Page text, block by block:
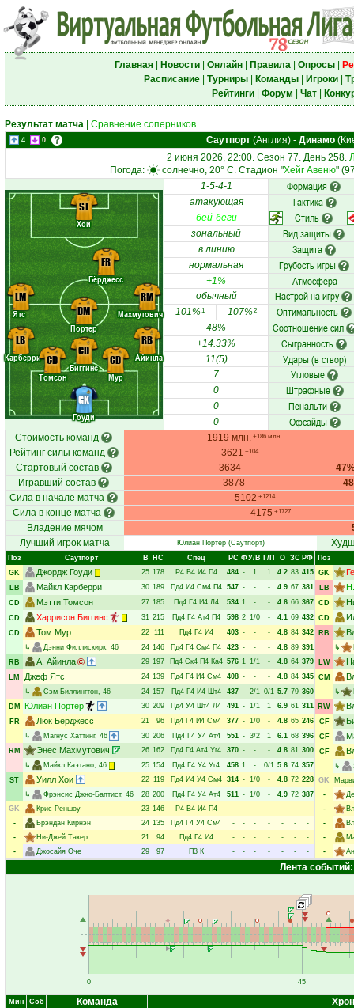
Главная| Новости| Онлайн| Правила| Опросы|
Расписание| Турниры| Команды| Игроки|
Рейтинги| Форум Чат|
Результат матча Сравнение соперников
4 0 Саутпорт (Англия) - Динамо
2 июня 2026, 22:00. Сезон 77. День 258.
Погода:
солнечно, 20° C. Стадион "Хейг Авеню"
Гоуди
Карберри
Томсон
Биггинс
Мур
Айинла
Ятс
Портер
Бёрджесс
Махмутович
Хои
GK
LB
CD
CD
CD
RB
LM
DM
FR
RM
ST
1-5-4-1 Формация
атакующая Тактика
бей-беги Стиль
зональный Вид защиты
в линию Защита
нормальная Грубость игры
+1% Атмосфера
обычный Настрой на игру
101%1 107%2 Оптимальность
48% Соотношение сил
+14.33% Сыгранность
11(5) Удары (в створ)
7 Угловые
0 Штрафные
0 Пенальти
0 Офсайды
Стоимость команд 1919 млн. +186 млн.
Рейтинг силы команд 3621 +104
Стартовый состав 3634
Игравший состав
3878
Сила в начале матча
5102 +1214
Сила в конце матча 4175 +1727
Владение мячом
Лучший игрок матча
Юлиан Портер(Саутпорт)
Поз Саутпорт В НC Спец РC ФУ/В Г/П О ЗС РФ
GK
Джордж Гоуди 25 178 Р4 В4 И4 П4 484 - 1 1 4.2 83 415
LB
Майкл Карберри 30 189 Пд4 И4 См4 П4 547 - - - 4.9 67 381
CD
Мэтти Томсон 27 185 Пд4 Г4 И4 Л4 534 1 - - 4.6 66 367
CD
Харрисон Биггинс 31 215 Пд4 Г4 Ат4 П4 598 2 1/0 - 4.1 69 432
CD
Том Мур 22 111 Пд4 Г4 И4 403 - - - 4.8 84 342
↳
Дэнни Филлискирк, 46 24 146 Пд4 Г4 См4 П4 423 - - - 4.8 89 391
RB
А. Айинла 29 197 Пд4 Ск4 П4 Ка4 576 1 1/1 - 4.8 64 379
LM
Джеф Ятс 24 139 Пд4 Г4 И4 См4 408 - - - 4.8 84 345
↳
Сэм Биллингтон, 46 24 157 Пд4 Г4 И4 Шт4 437 - 2/1 0/1 5.7 79 360
DM
Юлиан Портер 30 209 Пд4 У4 Шт4 Л4 491 - 1/1 1 6.9 61 311
FR
Люк Бёрджесс 21 96 Пд4 Г4 И4 См4 377 - 1/0 - 4.8 65 246
↳
Магнус Хаттинг, 46 30 206 Пд4 Г4 У4 Ат4 551 - 3/2 1 6.1 68 396
RM
Энес Махмутович 26 162 Пд4 Г4 Ат4 Уг4 370 - - - 4.8 81 300
↳
Майкл Каэтано, 46 25 154 Пд4 Г4 У4 Уг4 458 1 - 0/1 5.6 74 357
ST
Уилл Хои 22 119 Пд4 И4 У4 См4 314 - 1/0 - 4.8 72 228
↳
Фрэнсис Джно-Баптист, 46 28 200 Пд4 Г4 У4 Ат4 511 - 1/0 - 4.9 72 387
GK
Крис Реншоу 23 146 Р4 В4 И4 П4 - - - - - -
-
-
Брэндан Кирнэн 24 135 Пд4 Г4 У4 См4 - - - - - -
-
-
Ни-Джей Такер 21 94 Пд4 Г4 И4 - - - - - -
-
-
Джосайя Оче 29 97 П3 К - - - - - - -
Поз
GK
LB
CD
CD
RB
↳
LW
CM
↳
RW
CF
CF
CF
↳
GK
-
-
-
-
-
Лента событий:
0 45
Мин Соб Команда